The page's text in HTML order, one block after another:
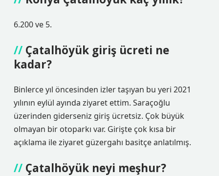
6.200 ve 5.
Çatalhöyük giriş ücreti ne
kadar?
Binlerce yıl öncesinden izler taşıyan bu yeri 2021
yılının eylül ayında ziyaret ettim. Saraçoğlu
üzerinden giderseniz giriş ücretsiz. Çok büyük
olmayan bir otoparkı var. Girişte çok kısa bir
açıklama ile ziyaret güzergahı basitçe anlatılmış.
Çatalhöyük neyi meşhur?